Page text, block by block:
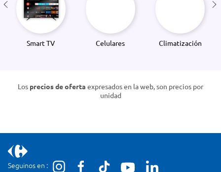
Smart TV Celulares Climatización
Los precios de oferta expresados en la web, son precios por
unidad
Seguinos en :